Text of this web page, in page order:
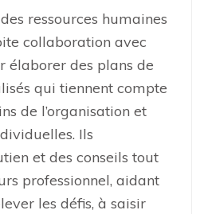
ressources humaines
collaboration avec
élaborer des plans de
qui tiennent compte
de l’organisation et
Ils
et des conseils tout
professionnel, aidant
les défis, à saisir